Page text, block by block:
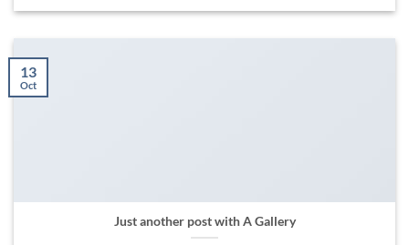
Just another post with A Gallery
13
Oct